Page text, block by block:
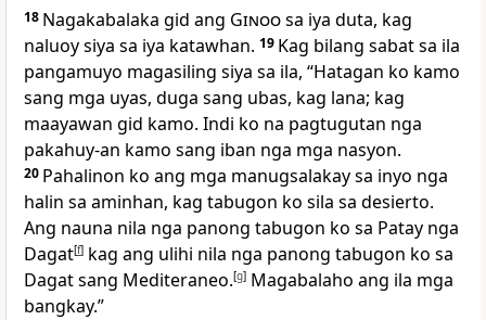
18 Nagakabalaka gid ang Ginoosa iya duta, kag
naluoy siya sa iya katawhan. 19 Kag bilang sabat sa ila
pangamuyo magasiling siya sa ila, “Hatagan ko kamo
sang mga uyas, duga sang ubas, kag lana; kag
maayawan gid kamo. Indi ko na pagtugutan nga
pakahuy-an kamo sang iban nga mga nasyon.
20 Pahalinon ko ang mga manugsalakay sa inyo nga
halin sa aminhan, kag tabugon ko sila sa desierto.
Ang nauna nila nga panong tabugon ko sa Patay nga
Dagat[f] kag ang ulihi nila nga panong tabugon ko sa
Dagat sang Mediteraneo.[g] Magabalaho ang ila mga
bangkay.”